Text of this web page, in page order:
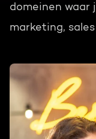
domeinen waar
marketing,